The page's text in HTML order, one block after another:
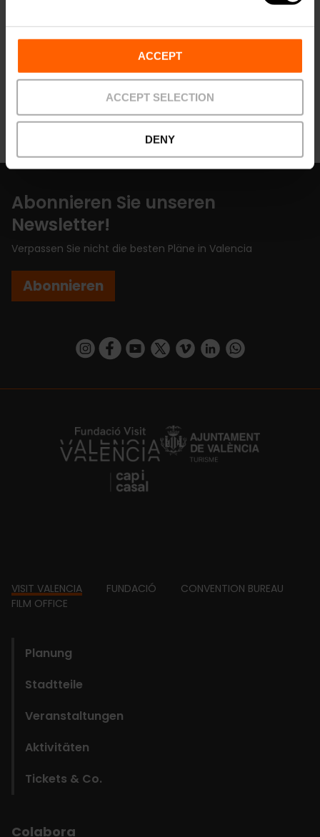
ACCEPT
ACCEPT SELECTION
DENY
Wie komme ich an?
Abonnieren Sie unseren
Newsletter!
Verpassen Sie nicht die besten Pläne in Valencia
Abonnieren
https://www.instagram.com/visit_valencia/
https://www.facebook.com/
https://www.youtube.com/user/
https://twitter.com/_VivaValencia
https://vimeo.com/
https://www.linkedin.com/company/turismo-valencia/https://api.whatsapp.com/send/
https://fundacion.visitvalencia.com/
Footer
VISIT VALENCIA FUNDACIÓ
CONVENTION BUREAU
FILM OFFICE
Planung
Stadtteile
Veranstaltungen
Aktivitäten
Tickets & Co.
Colabora